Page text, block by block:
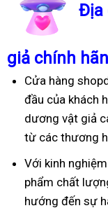
Địa
giả chính
Cửa hàng
đầu của khách
dương vật giả
từ các thương
Với kinh
phẩm chất
hướng đến sự